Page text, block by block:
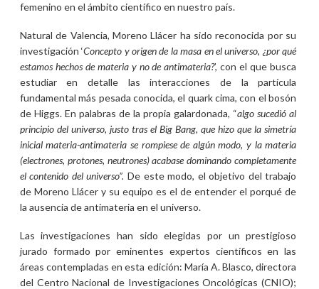
femenino en el ámbito científico en nuestro país.
Natural de Valencia, Moreno Llácer ha sido reconocida por su
investigación ‘Concepto y origen de la masa en el universo, ¿por qué
estamos hechos de materia y no de antimateria?’, con el que busca
estudiar en detalle las interacciones de la partícula
fundamental más pesada conocida, el quark cima, con el bosón
de Higgs. En palabras de la propia galardonada, “algo sucedió al
principio del universo, justo tras el Big Bang, que hizo que la simetría
inicial materia-antimateria se rompiese de algún modo, y la materia
(electrones, protones, neutrones) acabase dominando completamente
el contenido del universo”. De este modo, el objetivo del trabajo
de Moreno Llácer y su equipo es el de entender el porqué de
la ausencia de antimateria en el universo.
Las investigaciones han sido elegidas por un prestigioso
jurado formado por eminentes expertos científicos en las
áreas contempladas en esta edición: María A. Blasco, directora
del Centro Nacional de Investigaciones Oncológicas (CNIO);